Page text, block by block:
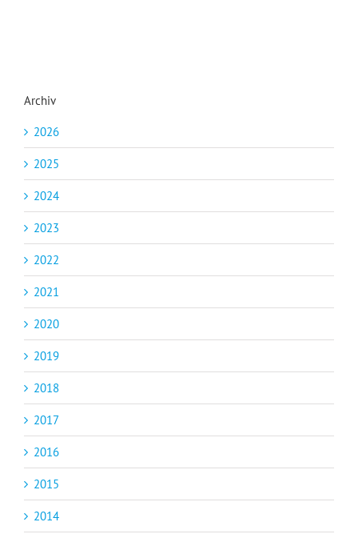
Archiv
2026
2025
2024
2023
2022
2021
2020
2019
2018
2017
2016
2015
2014